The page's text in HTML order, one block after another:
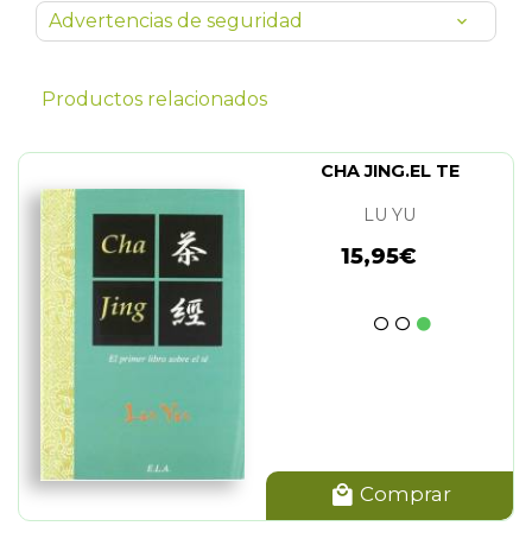
Advertencias de seguridad
Productos relacionados
CHA JING.EL TE
LU YU
15,95€
Comprar